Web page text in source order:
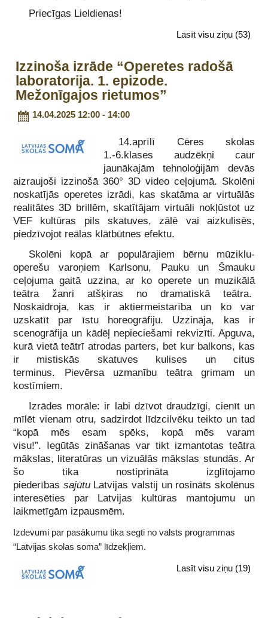
Priecīgas Lieldienas!
Lasīt visu ziņu (53)
Izzinoša izrāde “Operetes radošā
laboratorija. 1. epizode.
Mežonīgajos rietumos”
14.04.2025 12:00 - 14:00
14.aprīlī Cēres skolas
1.-6.klases audzēkņi caur
jaunākajām tehnoloģijām devās
aizraujoši izzinošā 360° 3D video ceļojumā. Skolēni
noskatījās operetes izrādi, kas skatāma ar virtuālās
realitātes 3D brillēm, skatītājam virtuāli nokļūstot uz
VEF kultūras pils skatuves, zālē vai aizkulisēs,
piedzīvojot reālas klātbūtnes efektu.
Skolēni kopā ar populārajiem bērnu mūziklu-
operešu varoņiem Karlsonu, Pauku un Šmauku
ceļojuma gaitā uzzina, ar ko operete un muzikālā
teātra žanri atšķiras no dramatiskā teātra.
Noskaidroja, kas ir aktiermeistarība un ko var
uzskatīt par īstu horeogrāfiju. Uzzināja, kas ir
scenogrāfija un kādēļ nepieciešami rekvizīti. Apguva,
kurā vietā teātrī atrodas parters, bet kur balkons, kas
ir mistiskās skatuves kulises un citus
terminus. Pievērsa uzmanību teātra grimam un
kostīmiem.
Izrādes morāle: ir labi dzīvot draudzīgi, cienīt un
mīlēt vienam otru, sadzirdot līdzcilvēku teikto un tad
“kopā mēs esam spēks, kopā mēs varam
visu!”. Iegūtās zināšanas var tikt izmantotas teātra
mākslas, literatūras un vizuālās mākslas stundās. Ar
šo tika nostiprināta izglītojamo
piederības sajūtuLatvijas valstij un rosināts skolēnus
interesēties par Latvijas kultūras mantojumu un
laikmetīgām izpausmēm.
Izdevumi par pasākumu tika segti no valsts programmas
“Latvijas skolas soma” līdzekļiem.
Lasīt visu ziņu (19)